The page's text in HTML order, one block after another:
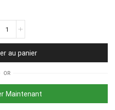
au panier
OR
Maintenant